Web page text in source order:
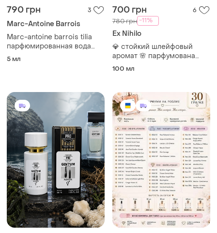
790 грн 3
Marc-Antoine Barrois
Marc-antoine barrois tilia
парфюмированная вода
унисекс, 5 мл оригинал
5 мл
700 грн 6
780 грн -11%
Ex Nihilo
💎 стойкий шлейфовый
аромат 🌸 парфумована
вода lamuse fleur nicole 100
100 мл